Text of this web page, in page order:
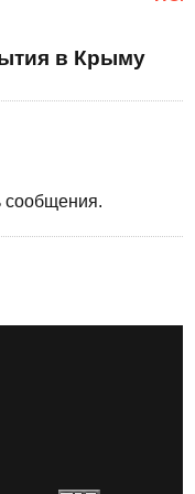
в Крыму
сообщения.